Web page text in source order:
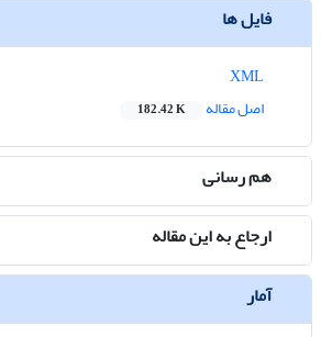
فایل ها
اصل مقاله
182.42 K
هم رسانی
ارجاع به این مقاله
آمار